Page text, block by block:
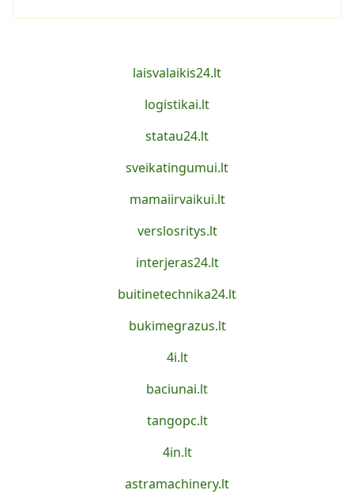
laisvalaikis24.lt
logistikai.lt
statau24.lt
sveikatingumui.lt
mamaiirvaikui.lt
verslosritys.lt
interjeras24.lt
buitinetechnika24.lt
bukimegrazus.lt
4i.lt
baciunai.lt
tangopc.lt
4in.lt
astramachinery.lt